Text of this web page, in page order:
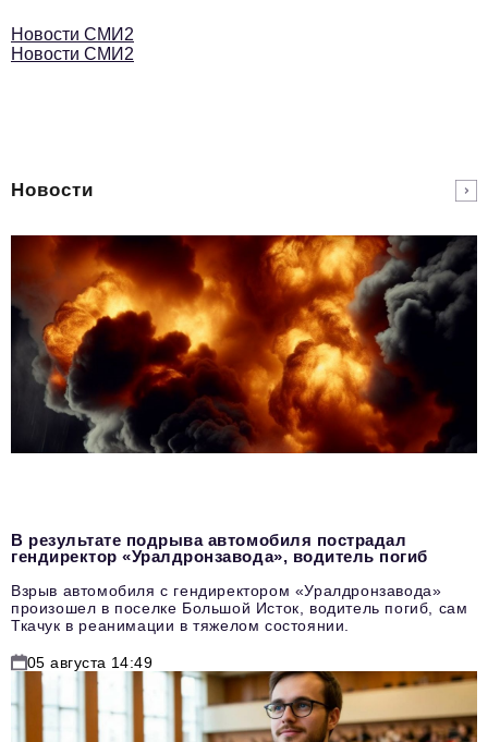
Новости СМИ2
Новости СМИ2
Новости
В результате подрыва автомобиля пострадал
гендиректор «Уралдронзавода», водитель погиб
Взрыв автомобиля с гендиректором «Уралдронзавода»
произошел в поселке Большой Исток, водитель погиб, сам
Ткачук в реанимации в тяжелом состоянии.
05 августа 14:49